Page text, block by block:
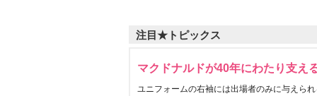
注目★トピックス
マクドナルドが40年にわたり支え
ユニフォームの右袖には出場者のみに与えら